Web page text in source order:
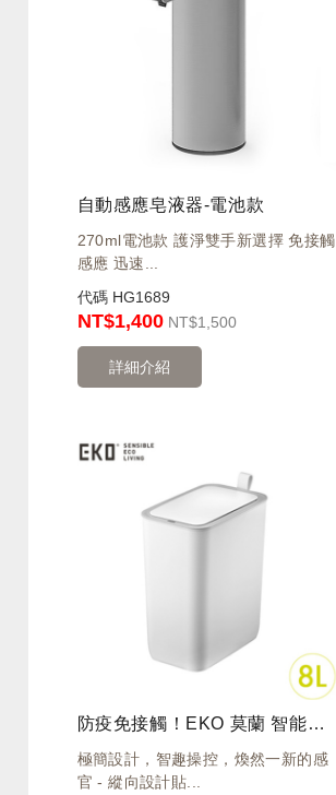
自動感應皂液器-電池款
270ml電池款 護淨雙手新選擇 免接觸
感應 迅速...
代碼 HG1689
NT$1,400 NT$1,500
詳細介紹
防疫免接觸！EKO 莫蘭 智能感應環境桶 8L 白 EK6287P-WH-8L
極簡設計，智趣操控，煥然一新的感
官 - 縱向設計貼...